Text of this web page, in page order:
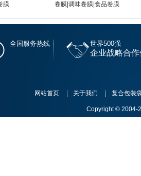
膜 卷膜|调味卷膜|食品卷膜
全国服务热线 世界500强
企业战略合作
网站首页 关于我们 复合包装
Copyright © 2004-